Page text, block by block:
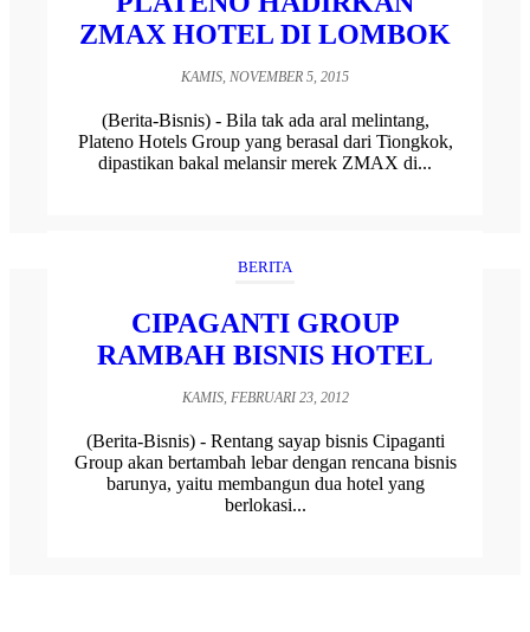
ZMAX HOTEL DI LOMBOK
KAMIS, NOVEMBER 5, 2015
(Berita-Bisnis) - Bila tak ada aral melintang,
Plateno Hotels Group yang berasal dari Tiongkok,
dipastikan bakal melansir merek ZMAX di...
BERITA
CIPAGANTI GROUP
RAMBAH BISNIS HOTEL
KAMIS, FEBRUARI 23, 2012
(Berita-Bisnis) - Rentang sayap bisnis Cipaganti
Group akan bertambah lebar dengan rencana bisnis
barunya, yaitu membangun dua hotel yang
berlokasi...